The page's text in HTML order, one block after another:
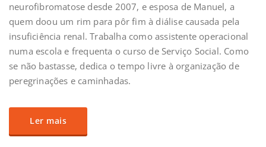
neurofibromatose desde 2007, e esposa de Manuel, a
quem doou um rim para pôr fim à diálise causada pela
insuficiência renal. Trabalha como assistente operacional
numa escola e frequenta o curso de Serviço Social. Como
se não bastasse, dedica o tempo livre à organização de
peregrinações e caminhadas.
Ler mais